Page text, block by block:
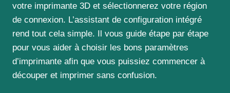
votre imprimante 3D et sélectionnerez votre région
de connexion. L’assistant de configuration intégré
rend tout cela simple. Il vous guide étape par étape
pour vous aider à choisir les bons paramètres
d’imprimante afin que vous puissiez commencer à
découper et imprimer sans confusion.